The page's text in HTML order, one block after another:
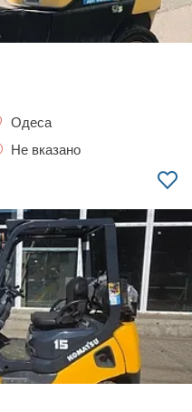
Одеса
Не вказано